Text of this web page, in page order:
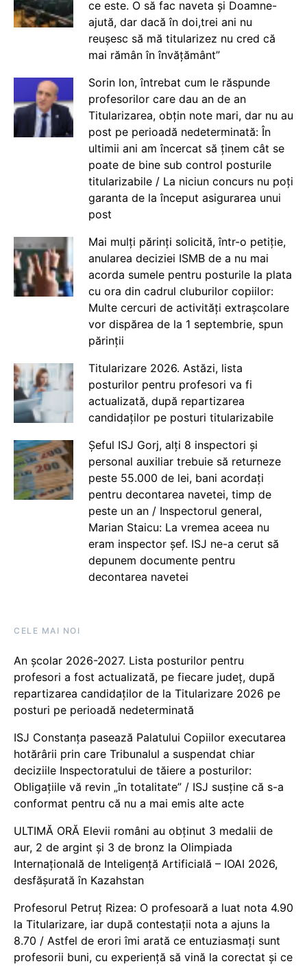
ce este. O să fac naveta și Doamne-
ajută, dar dacă în doi,trei ani nu
reușesc să mă titularizez nu cred că
mai rămân în învățământ”
Sorin Ion, întrebat cum le răspunde
profesorilor care dau an de an
Titularizarea, obțin note mari, dar nu au
post pe perioadă nedeterminată: În
ultimii ani am încercat să ținem cât se
poate de bine sub control posturile
titularizabile / La niciun concurs nu poți
garanta de la început asigurarea unui
post
Mai mulți părinți solicită, într-o petiție,
anularea deciziei ISMB de a nu mai
acorda sumele pentru posturile la plata
cu ora din cadrul cluburilor copiilor:
Multe cercuri de activități extrașcolare
vor dispărea de la 1 septembrie, spun
părinții
Titularizare 2026. Astăzi, lista
posturilor pentru profesori va fi
actualizată, după repartizarea
candidaților pe posturi titularizabile
Șeful ISJ Gorj, alți 8 inspectori și
personal auxiliar trebuie să returneze
peste 55.000 de lei, bani acordați
pentru decontarea navetei, timp de
peste un an / Inspectorul general,
Marian Staicu: La vremea aceea nu
eram inspector șef. ISJ ne-a cerut să
depunem documente pentru
decontarea navetei
CELE MAI NOI
An școlar 2026-2027. Lista posturilor pentru
profesori a fost actualizată, pe fiecare județ, după
repartizarea candidaților de la Titularizare 2026 pe
posturi pe perioadă nedeterminată
ISJ Constanța pasează Palatului Copiilor executarea
hotărârii prin care Tribunalul a suspendat chiar
deciziile Inspectoratului de tăiere a posturilor:
Obligațiile vă revin „în totalitate” / ISJ susține că s-a
conformat pentru că nu a mai emis alte acte
ULTIMĂ ORĂ Elevii români au obținut 3 medalii de
aur, 2 de argint și 3 de bronz la Olimpiada
Internațională de Inteligență Artificială – IOAI 2026,
desfășurată în Kazahstan
Profesorul Petruț Rizea: O profesoară a luat nota 4.90
la Titularizare, iar după contestații nota a ajuns la
8.70 / Astfel de erori îmi arată ce entuziasmați sunt
profesorii buni, cu experiență să vină la corectat și ce